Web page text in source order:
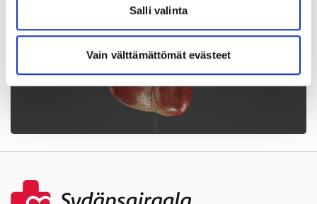
Salli valinta
Vain välttämättömät evästeet